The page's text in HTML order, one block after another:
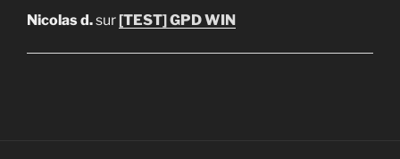
Nicolas d.sur [TEST] GPD WIN